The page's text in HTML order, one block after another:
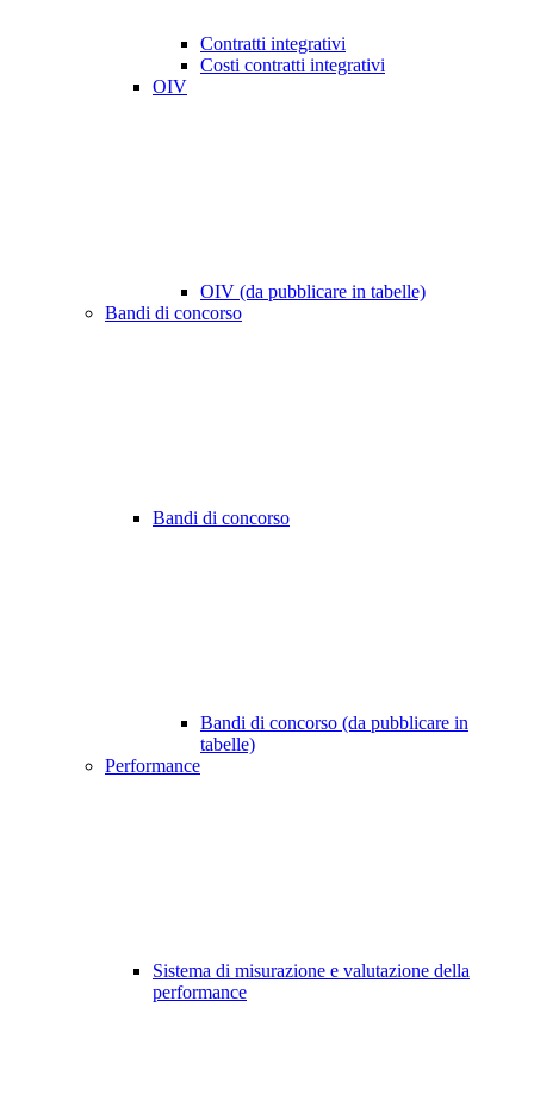
Contratti integrativi
Costi contratti integrativi
OIV
OIV (da pubblicare in tabelle)
Bandi di concorso
Bandi di concorso
Bandi di concorso (da pubblicare in
tabelle)
Performance
Sistema di misurazione e valutazione della
performance